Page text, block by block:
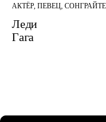
АКТЁР, ПЕВЕЦ,
Леди
Гага